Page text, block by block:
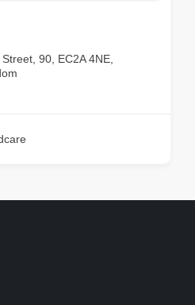
90, EC2A 4NE,